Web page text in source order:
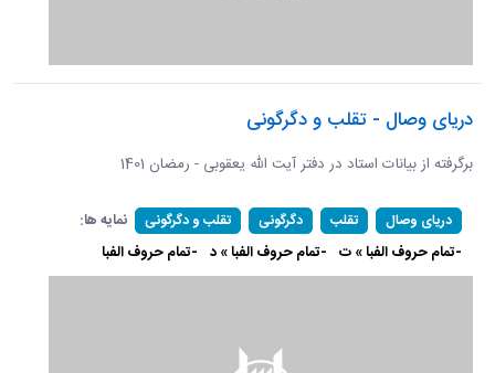
دریای وصال - تقلب و دگرگونی
برگرفته از بیانات استاد در دفتر آیت الله یعقوبی - رمضان 1401
دریای وصال تقلب دگرگونی تقلب و دگرگونی
نمایه ها:
-تمام حروف الفبا » ت -تمام حروف الفبا » د -تمام حروف الفبا